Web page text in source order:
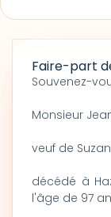
Faire-part
Souvenez-
Monsieur
veuf de
décédé à
l'âge de 97